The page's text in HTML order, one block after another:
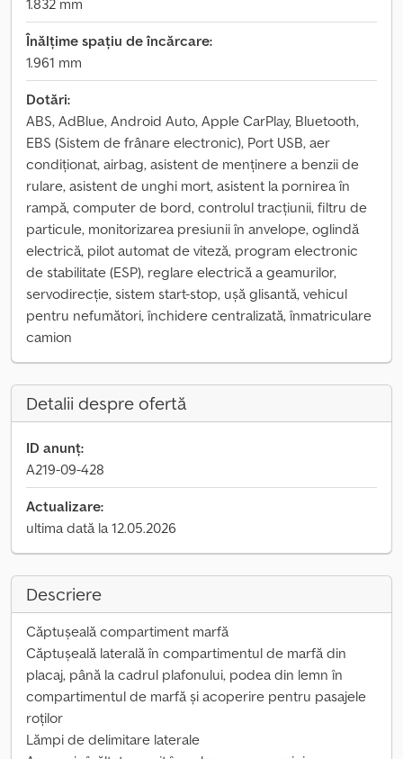
1.832 mm
Înălțime spațiu de încărcare:
1.961 mm
Dotări:
ABS, AdBlue, Android Auto, Apple CarPlay, Bluetooth,
EBS (Sistem de frânare electronic), Port USB, aer
condiționat, airbag, asistent de menținere a benzii de
rulare, asistent de unghi mort, asistent la pornirea în
rampă, computer de bord, controlul tracțiunii, filtru de
particule, monitorizarea presiunii în anvelope, oglindă
electrică, pilot automat de viteză, program electronic
de stabilitate (ESP), reglare electrică a geamurilor,
servodirecție, sistem start-stop, uşă glisantă, vehicul
pentru nefumători, închidere centralizată, înmatriculare
camion
Detalii despre ofertă
ID anunț:
A219-09-428
Actualizare:
ultima dată la 12.05.2026
Descriere
Căptușeală compartiment marfă
Căptușeală laterală în compartimentul de marfă din
placaj, până la cadrul plafonului, podea din lemn în
compartimentul de marfă și acoperire pentru pasajele
roților
Lămpi de delimitare laterale